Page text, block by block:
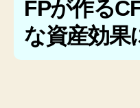
FPが作る
な資産効果